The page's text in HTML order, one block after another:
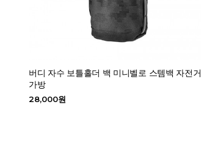
버디 자수 보틀홀더 백 미니벨로 스템백 자전거
가방
28,000원